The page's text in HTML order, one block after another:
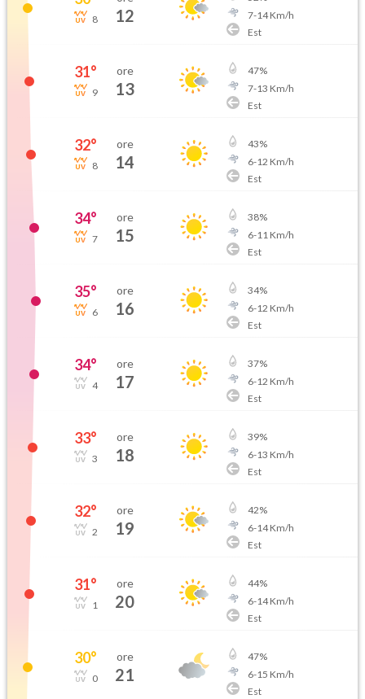
8 12
7-14Km/h
Est
31°
9
ore
13
47%
7-13 Km/h
Est
32°
8
ore
14
43%
6-12 Km/h
Est
34°
7
ore
15
38%
6-11 Km/h
Est
35°
6
ore
16
34%
6-12 Km/h
Est
34°
4
ore
17
37%
6-12 Km/h
Est
33°
3
ore
18
39%
6-13 Km/h
Est
32°
2
ore
19
42%
6-14Km/h
Est
31°
1
ore
20
44%
6-14Km/h
Est
30°
0
ore
21
47%
6-15 Km/h
Est